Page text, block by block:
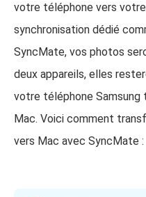
votre téléphone vers
synchronisation dédié
SyncMate, vos photos
deux appareils, elles
votre téléphone
Mac. Voici comment
vers Mac avec SyncMate :